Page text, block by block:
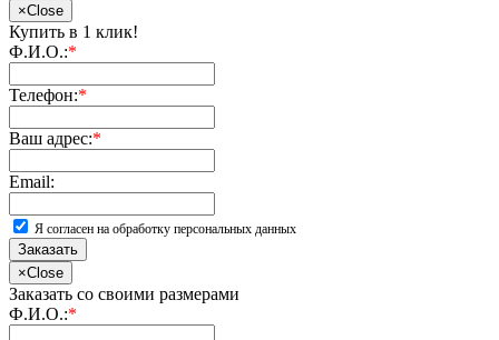
×Close
Купить в 1 клик!
Ф.И.О.:*
Телефон:*
Ваш адрес:*
Email:
Я согласен на обработку персональных данных
Заказать
×Close
Заказать со своими размерами
Ф.И.О.:*